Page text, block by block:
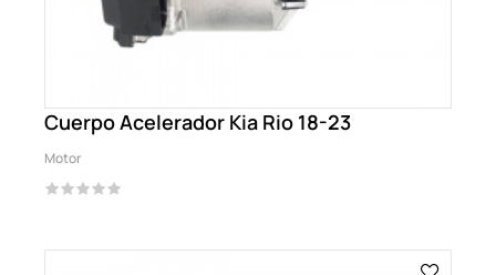
Cuerpo Acelerador Kia Rio 18-23
Motor